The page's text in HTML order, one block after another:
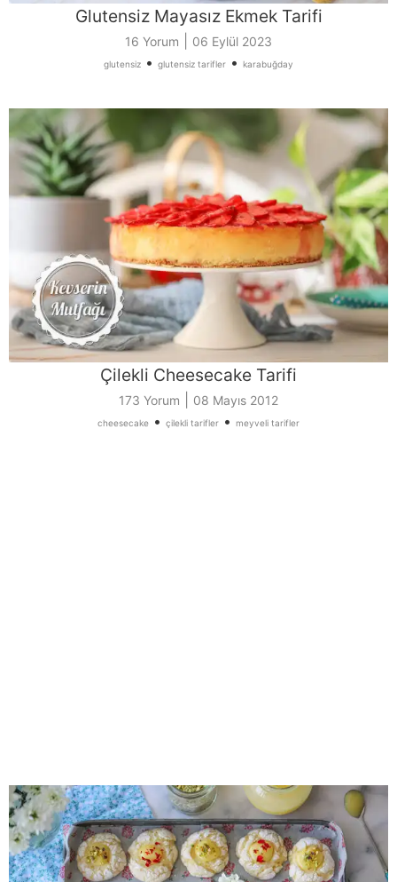
Glutensiz Mayasız Ekmek Tarifi
16 Yorum 06 Eylül 2023
glutensiz • glutensiz tarifler • karabuğday
Çilekli Cheesecake Tarifi
173 Yorum 08 Mayıs 2012
cheesecake • çilekli tarifler • meyveli tarifler